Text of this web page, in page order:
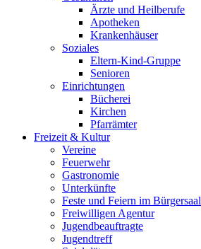
Ärzte und Heilberufe
Apotheken
Krankenhäuser
Soziales
Eltern-Kind-Gruppe
Senioren
Einrichtungen
Bücherei
Kirchen
Pfarrämter
Freizeit & Kultur
Vereine
Feuerwehr
Gastronomie
Unterkünfte
Feste und Feiern im Bürgersaal
Freiwilligen Agentur
Jugendbeauftragte
Jugendtreff